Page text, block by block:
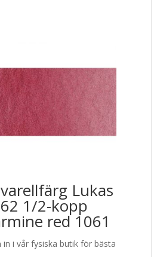
Lukas
1/2-kopp
red 1061
in i vår fysiska butik för bästa